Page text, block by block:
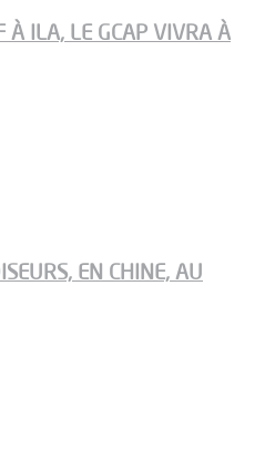
À ILA, LE GCAP VIVRA À
EN CHINE, AU